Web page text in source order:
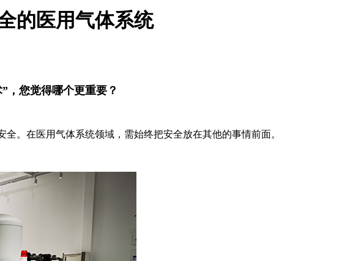
的医用气体系统
，您觉得哪个更重要？
。在医用气体系统领域，需始终把安全放在其他的事情前面。